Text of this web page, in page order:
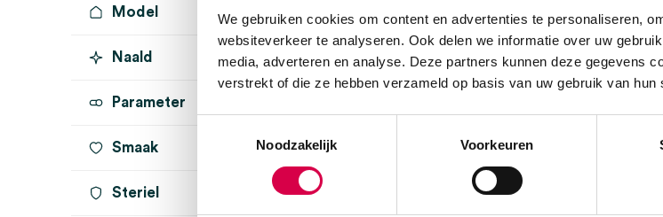
We gebruiken cookies om content en advertenties te personaliseren,
websiteverkeer te analyseren. Ook delen we informatie over uw
media, adverteren en analyse. Deze partners kunnen deze gegevens
verstrekt of die ze hebben verzameld op basis van uw gebruik van hun
Noodzakelijk
Voorkeuren
RVS (1)
Model
Naald
Parameter
Smaak
Steriel